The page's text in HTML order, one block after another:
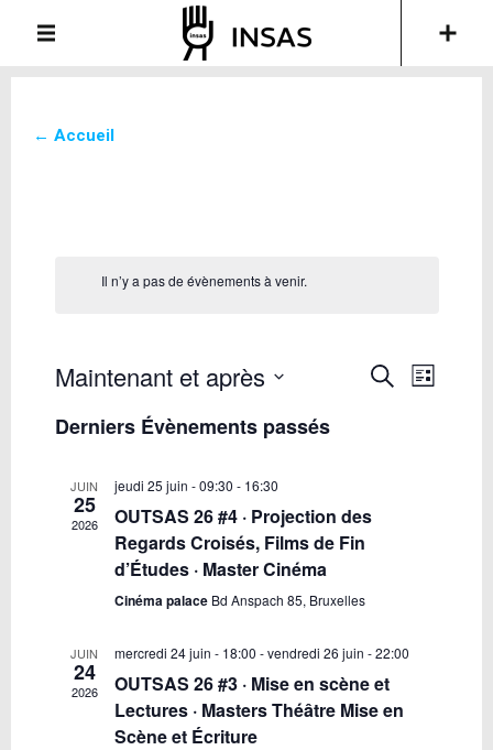
← Accueil
Il n’y a pas de évènements à venir.
Recherche
Évènements
Recherche
List
Maintenant et après
une
Derniers Évènements passés
JUIN
25
2026
jeudi 25 juin - 09:30 - 16:30
OUTSAS 26 #4 · Projection des
Regards Croisés, Films de Fin
d’Études · Master Cinéma
Cinéma palace Bd Anspach 85, Bruxelles
JUIN
24
2026
mercredi 24 juin - 18:00 -vendredi 26 juin - 22:00
OUTSAS 26 #3 · Mise en scène et
Lectures · Masters Théâtre Mise en
Scène et Écriture